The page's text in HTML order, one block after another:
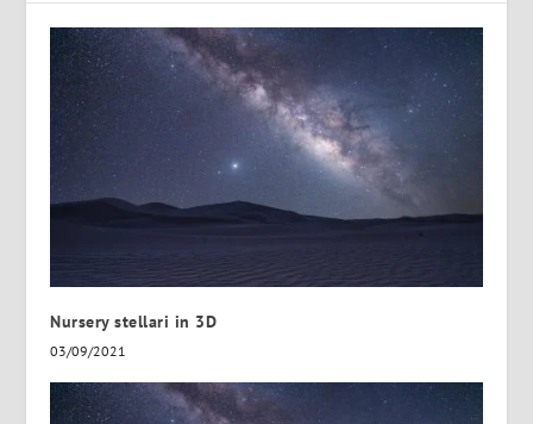
Nursery stellari in 3D
03/09/2021